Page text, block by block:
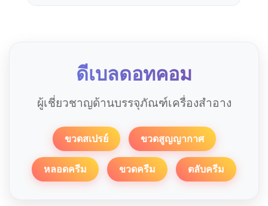
ดีเบลดอทคอม
ผู้เชี่ยวชาญด้านบรรจุภัณฑ์เครื่องสำอาง
ขวดสเปรย์ ขวดสูญญากาศ
หลอดครีม ขวดครีม ตลับครีม